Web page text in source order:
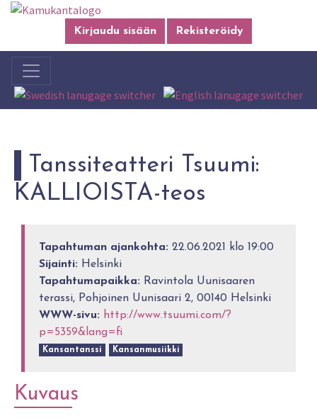
Kirjaudu sisään Rekisteröidy
Tanssiteatteri Tsuumi:
KALLIOISTA-teos
Tapahtuman ajankohta: 22.06.2021 klo 19:00
Sijainti: Helsinki
Tapahtumapaikka: Ravintola Uunisaaren
terassi, Pohjoinen Uunisaari 2, 00140 Helsinki
WWW-sivu: http://www.tsuumi.com/?
p=5359&lang=fi
Kansantanssi Kansanmusiikki
Kuvaus